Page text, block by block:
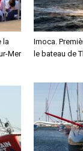
la
Mer
Imoca.
le bateau de